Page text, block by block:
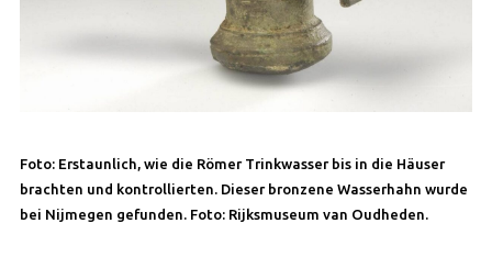
Foto: Erstaunlich, wie die Römer Trinkwasser bis in die Häuser
brachten und kontrollierten. Dieser bronzene Wasserhahn wurde
bei Nijmegen gefunden. Foto: Rijksmuseum van Oudheden.